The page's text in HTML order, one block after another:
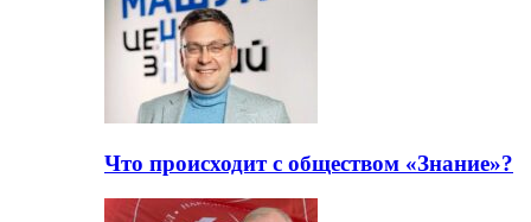
Что происходит с обществом «Знание»?